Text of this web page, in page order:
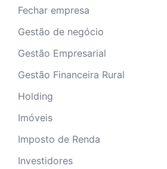
Fechar empresa
Gestão de negócio
Gestão Empresarial
Gestão Financeira Rural
Holding
Imóveis
Imposto de Renda
Investidores